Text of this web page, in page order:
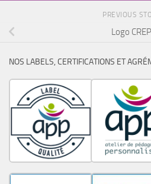
PREVIOUS
Logo CREPI
NOS LABELS, CERTIFICATIONS ET